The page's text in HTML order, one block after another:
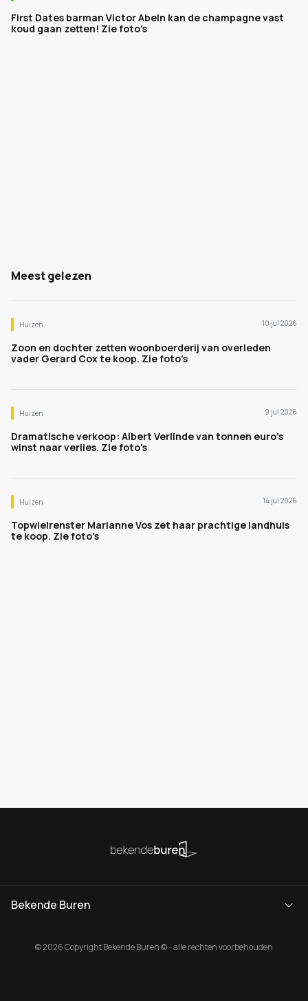
First Dates barman Victor Abeln kan de champagne vast
koud gaan zetten! Zie foto's
Meest gelezen
Huizen 10 jul 2026
Zoon en dochter zetten woonboerderij van overleden
vader Gerard Cox te koop. Zie foto's
Huizen 9 jul 2026
Dramatische verkoop: Albert Verlinde van tonnen euro's
winst naar verlies. Zie foto's
Huizen 14 jul 2026
Topwielrenster Marianne Vos zet haar prachtige landhuis
te koop. Zie foto's
Bekende Buren
© 2026 Copyright Bekende Buren © - alle rechten voorbehouden